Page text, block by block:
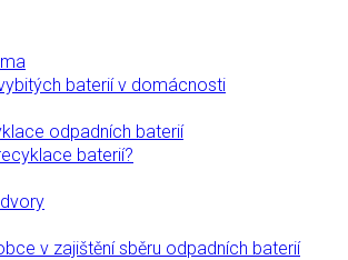
baterií v domácnosti
odpadních baterií
baterií?
v zajištění sběru odpadních baterií